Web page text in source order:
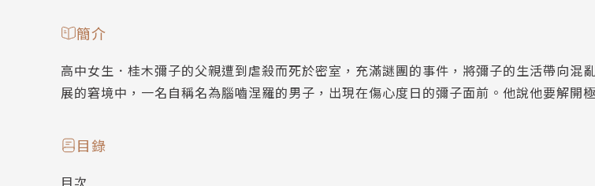
簡介
高中女生．桂木彌子的父親遭到虐殺而死於密室，充滿謎團的事件，將彌子的生活帶向混
展的窘境中，一名自稱名為腦嚙涅羅的男子，出現在傷心度日的彌子面前。他說他要解開
目錄